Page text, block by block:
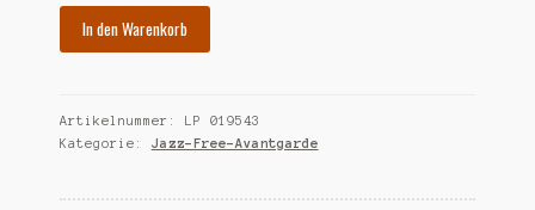
at
heart-
in
In den Warenkorb
Artikelnummer:
LP 019543
Kategorie: Jazz-Free-Avantgarde